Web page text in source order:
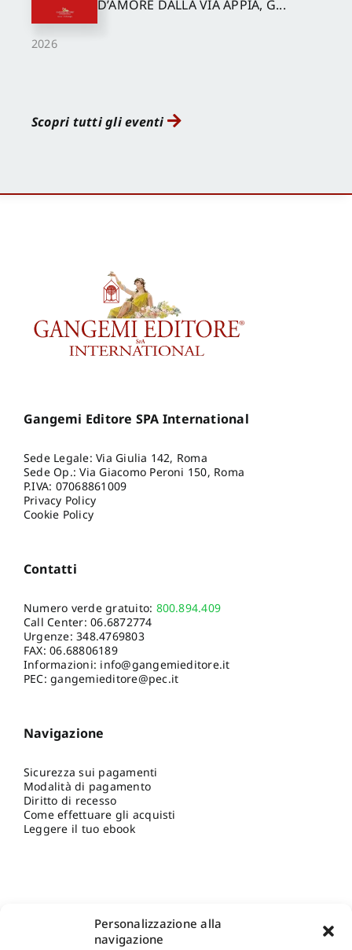
Personalizzazione alla
navigazione
2026
D’AMORE DALLA VIA APPIA, G...
Scopri tutti gli eventi
Gangemi Editore SPA International
Sede Legale: Via Giulia 142, Roma
Sede Op.: Via Giacomo Peroni 150, Roma
P.IVA: 07068861009
Privacy Policy
Cookie Policy
Contatti
Numero verde gratuito: 800.894.409
Call Center:06.6872774
Urgenze:348.4769803
FAX: 06.68806189
Informazioni: info@gangemieditore.it
PEC: gangemieditore@pec.it
Navigazione
Sicurezza sui pagamenti
Modalità di pagamento
Diritto di recesso
Come effettuare gli acquisti
Leggere il tuo ebook